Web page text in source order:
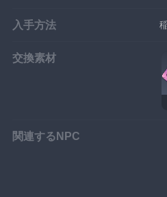
入手方法
交換素材
関連するNPC